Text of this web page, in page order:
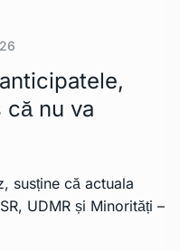
că nu va
susține că actuala
UDMR și Minorități –